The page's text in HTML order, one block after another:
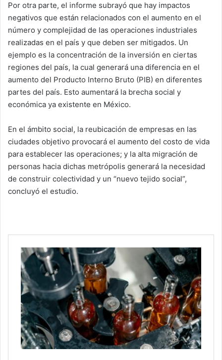
Por otra parte, el informe subrayó que hay impactos
negativos que están relacionados con el aumento en el
número y complejidad de las operaciones industriales
realizadas en el país y que deben ser mitigados. Un
ejemplo es la concentración de la inversión en ciertas
regiones del país, la cual generará una diferencia en el
aumento del Producto Interno Bruto (PIB) en diferentes
partes del país. Esto aumentará la brecha social y
económica ya existente en México.
En el ámbito social, la reubicación de empresas en las
ciudades objetivo provocará el aumento del costo de vida
para establecer las operaciones; y la alta migración de
personas hacia dichas metrópolis generará la necesidad
de construir colectividad y un “nuevo tejido social”,
concluyó el estudio.